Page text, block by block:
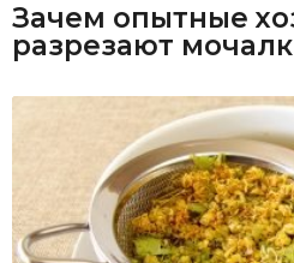
Зачем опытные
разрезают